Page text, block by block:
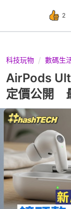
2
科技玩物 數碼生
AirPods
定價公開